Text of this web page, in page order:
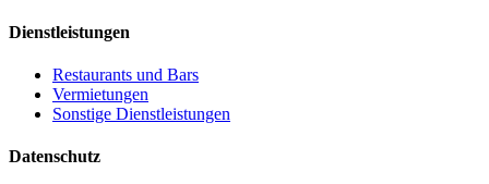
Dienstleistungen
Restaurants und Bars
Vermietungen
Sonstige Dienstleistungen
Datenschutz